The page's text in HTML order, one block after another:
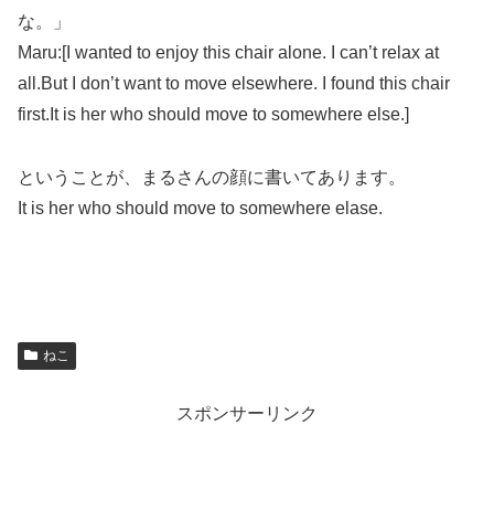
な。」
Maru:[I wanted to enjoy this chair alone. I can’t relax at
all.But I don’t want to move elsewhere. I found this chair
first.It is her who should move to somewhere else.]
ということが、まるさんの顔に書いてあります。
It is her who should move to somewhere elase.
ねこ
スポンサーリンク